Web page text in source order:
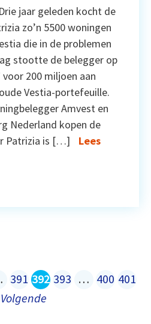
Drie jaar geleden kocht de
zo’n 5500 woningen
die in de problemen
stootte de belegger op
voor 200 miljoen aan
Vestia-portefeuille.
Amvest en
Nederland kopen de
Patrizia is […]
Lees
391 392 393 … 400 401
Volgende